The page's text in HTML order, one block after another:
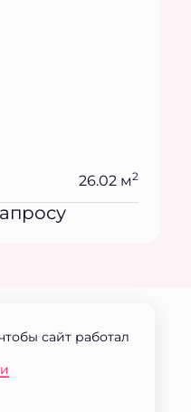
26.02 м2
сайт работал